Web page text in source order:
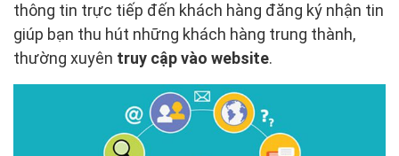
thông tin trực tiếp đến khách hàng đăng ký nhận tin
giúp bạn thu hút những khách hàng trung thành,
thường xuyên truy cập vào website.